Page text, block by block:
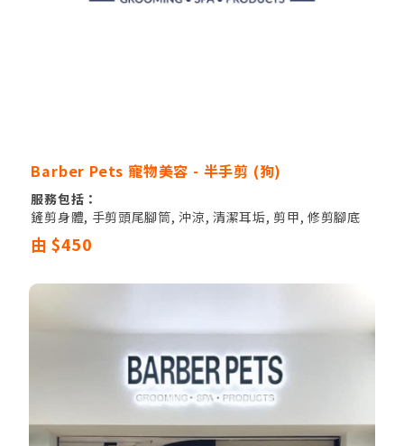
Barber Pets 寵物美容 - 半手剪 (狗)
服務包括：
鏟剪身體, 手剪頭尾腳筒, 沖涼, 清潔耳垢, 剪甲, 修剪腳底
毛, 修剪PAT PAT毛, 修剪遮蓋眼睛毛, 清潔肛門腺
由 $450